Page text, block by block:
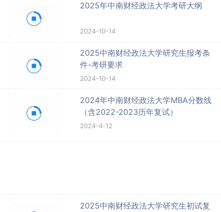
2025年中南财经政法大学考研大纲
2024-10-14
2025中南财经政法大学研究生报考条
件-考研要求
2024-10-14
2024年中南财经政法大学MBA分数线
（含2022-2023历年复试）
2024-4-12
2025中南财经政法大学研究生初试复